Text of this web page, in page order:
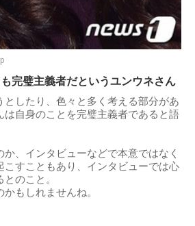
完璧主義者だというユンウネさん
としたり、色々と多く考える部分があ
は自身のことを完璧主義者であると語
、インタビューなどで本意ではなく
こすこともあり、インタビューでは心
のこと。
もしれませんね。